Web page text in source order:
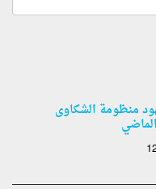
منظومة الشكاوى